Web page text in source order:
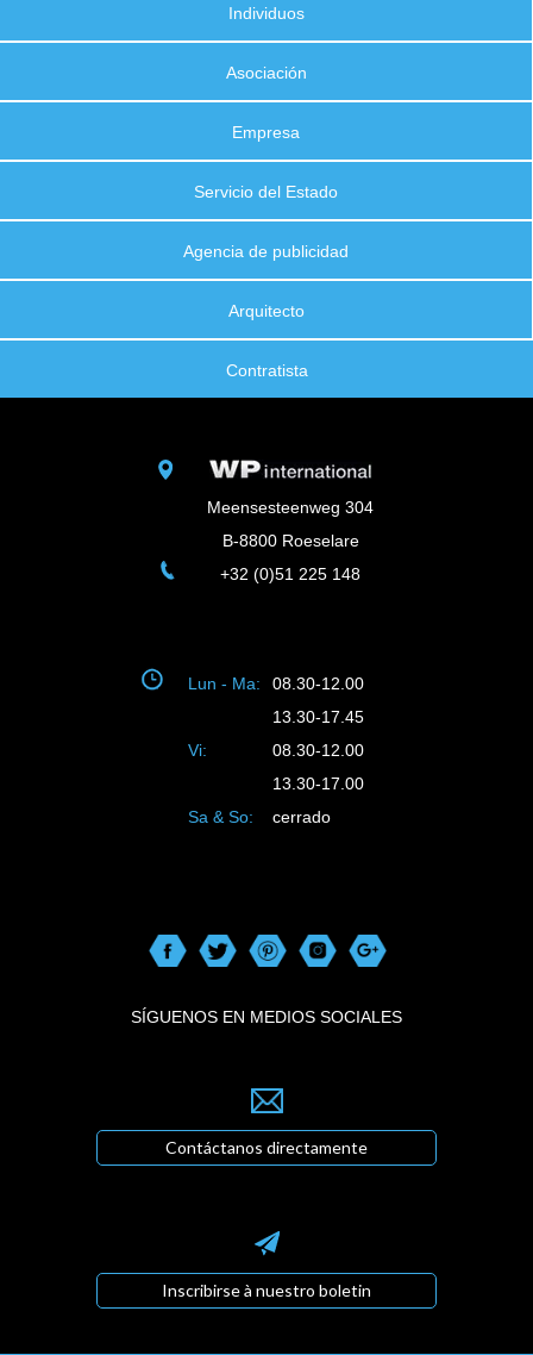
Individuos
Asociación
Empresa
Servicio del Estado
Agencia de publicidad
Arquitecto
Contratista
Meensesteenweg 304
B-8800 Roeselare
+32 (0)51 225 148
Lun - Ma:
08.30-12.00
13.30-17.45
Vi:
08.30-12.00
13.30-17.00
Sa & So:
cerrado
SÍGUENOS EN MEDIOS SOCIALES
Contáctanos directamente
Inscribirse à nuestro boletin